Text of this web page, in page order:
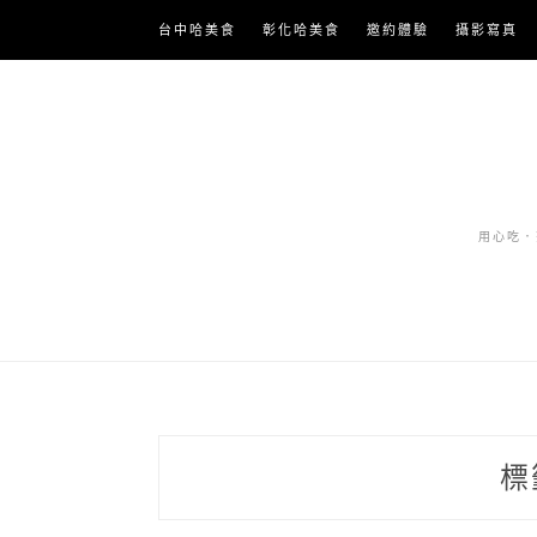
content
台中哈美食 彰化哈美食 邀約體驗 攝影寫真
用心吃